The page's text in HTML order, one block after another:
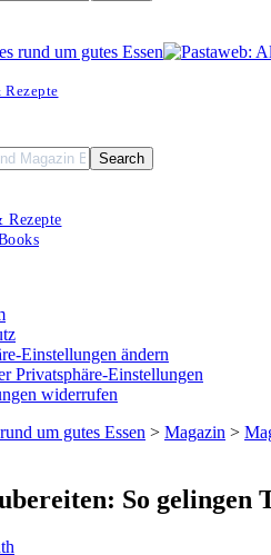
Rezepte
Einstellungen ändern
Privatsphäre-Einstellungen
widerrufen
um gutes Essen > Magazin >
So gelingen